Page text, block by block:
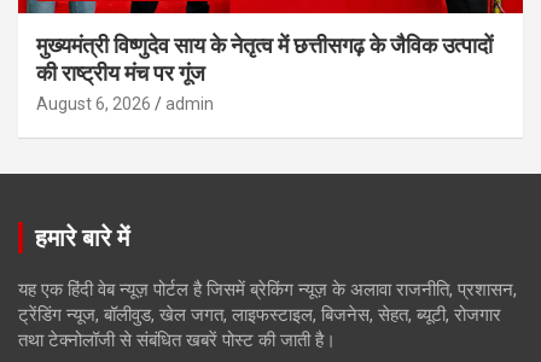
मुख्यमंत्री विष्णुदेव साय के नेतृत्व में छत्तीसगढ़ के जैविक उत्पादों
की राष्ट्रीय मंच पर गूंज
August 6, 2026 admin
हमारे बारे में
यह एक हिंदी वेब न्यूज़ पोर्टल है जिसमें ब्रेकिंग न्यूज़ के अलावा राजनीति, प्रशासन,
ट्रेंडिंग न्यूज, बॉलीवुड, खेल जगत, लाइफस्टाइल, बिजनेस, सेहत, ब्यूटी, रोजगार
तथा टेक्नोलॉजी से संबंधित खबरें पोस्ट की जाती है।